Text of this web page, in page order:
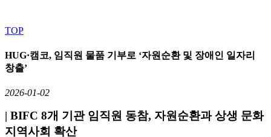
TOP
HUG·캠코, 임직원 물품 기부로 ‘자원순환 및 장애인 일자리
창출’
2026-01-02
| BIFC 8개 기관 임직원 동참, 자원순환과 상생 문화
지역사회 확산